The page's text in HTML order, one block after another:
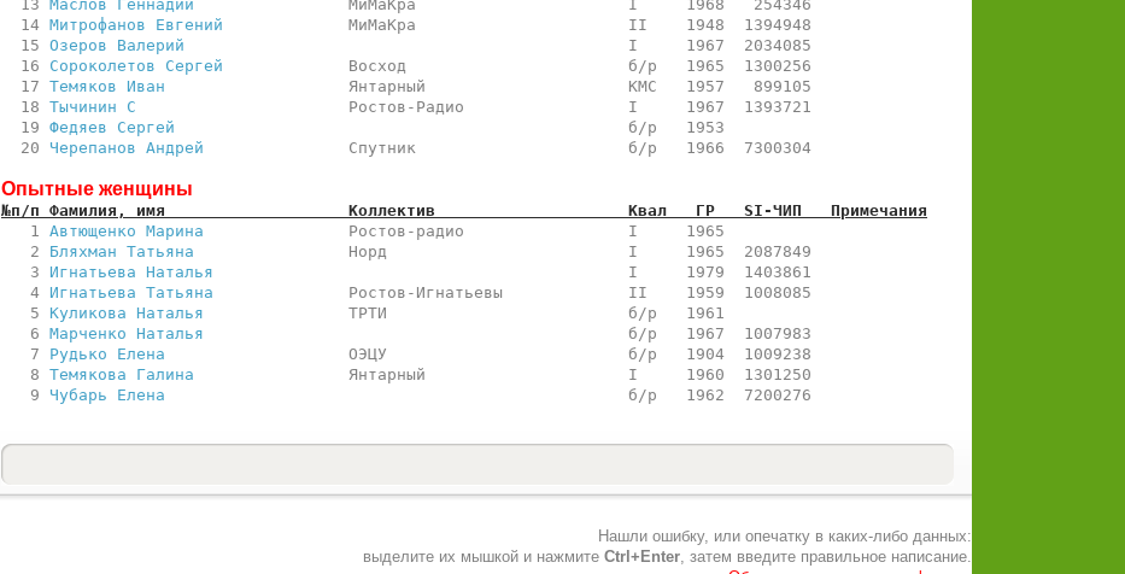
  13
Маслов Геннадий
МиМаКра                      I     1968   254346
  14
Митрофанов Евгений
МиМаКра                      II    1948  1394948
  15
Озеров Валерий
                              I     1967  2034085
  16
Сороколетов Сергей
Восход                       б/р   1965  1300256
  17
Темяков Иван
Янтарный                     КМС   1957   899105
  18
Тычинин С
Ростов-Радио                 I     1967  1393721
  19
Федяев Сергей
                              б/р   1953
  20
Черепанов Андрей Спутник                      б/р   1966  7300304
Опытные женщины
№п/п Фамилия, имя                   Коллектив                    Квал   ГР   SI-ЧИП   Примечания
   1
Автющенко Марина
Ростов-радио                 I     1965
   2
Бляхман Татьяна
Норд                         I     1965  2087849
   3
Игнатьева Наталья
                              I     1979  1403861
   4
Игнатьева Татьяна
Ростов-Игнатьевы             II    1959  1008085
   5
Куликова Наталья
ТРТИ                         б/р   1961
   6
Марченко Наталья
                              б/р   1967  1007983
   7
Рудько Елена
ОЭЦУ                         б/р   1904  1009238
   8
Темякова Галина
Янтарный                     I     1960  1301250
   9
Чубарь Елена
                              б/р   1962  7200276
Нашли ошибку, или опечатку в каких-либо данных:
выделите их мышкой и нажмите Ctrl+Enter, затем введите правильное написание.